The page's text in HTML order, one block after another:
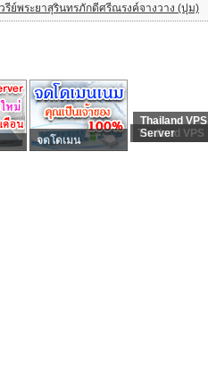
รีย์พระยาสุรินทรภักดีศรีณรงค์จางวาง (ปุม)
จดโดเมน
Thailand VPS
Thailand VPS
Server